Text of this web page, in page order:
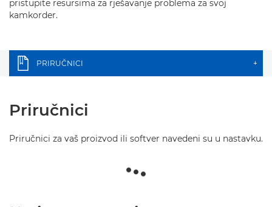
pristupite resursima za rješavanje problema za svoj
kamkorder.
PRIRUČNICI +
Priručnici
Priručnici za vaš proizvod ili softver navedeni su u nastavku.